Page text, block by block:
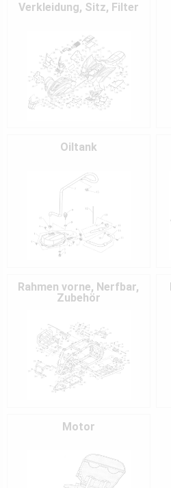
Verkleidung, Sitz, Filter
Oiltank
Rahmen vorne, Nerfbar,
Zubehör
Motor